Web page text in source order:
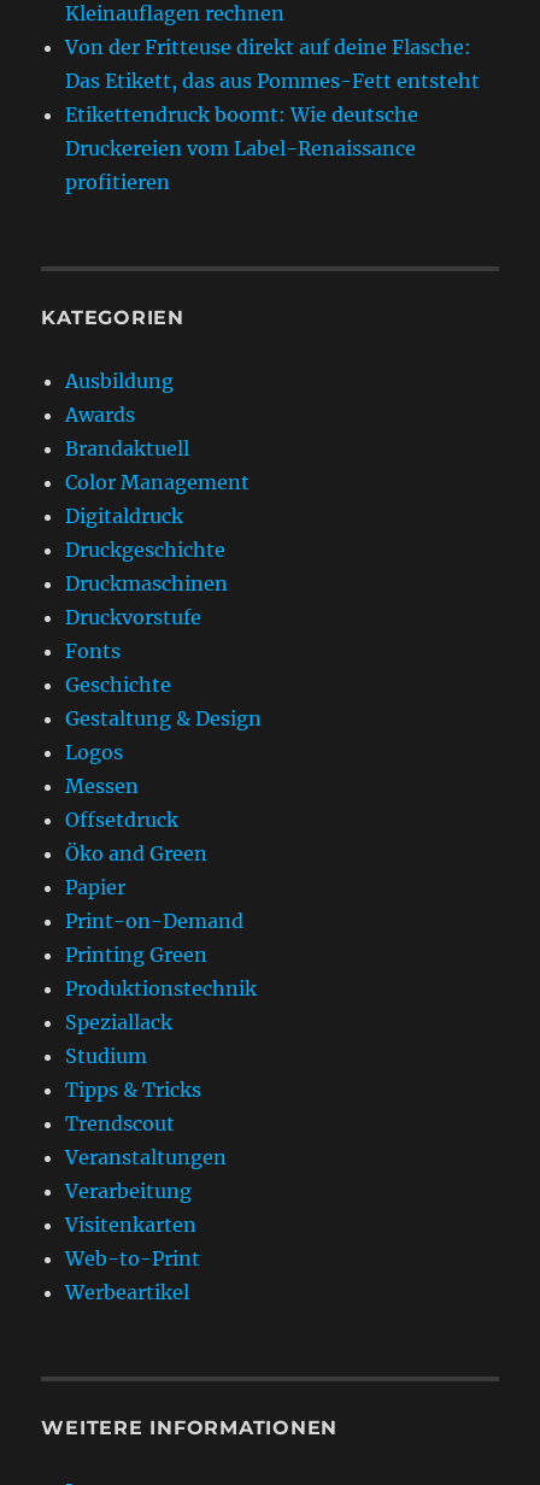
Kleinauflagen rechnen
Von der Fritteuse direkt auf deine Flasche:
Das Etikett, das aus Pommes-Fett entsteht
Etikettendruck boomt: Wie deutsche
Druckereien vom Label-Renaissance
profitieren
KATEGORIEN
Ausbildung
Awards
Brandaktuell
Color Management
Digitaldruck
Druckgeschichte
Druckmaschinen
Druckvorstufe
Fonts
Geschichte
Gestaltung & Design
Logos
Messen
Offsetdruck
Öko and Green
Papier
Print-on-Demand
Printing Green
Produktionstechnik
Speziallack
Studium
Tipps & Tricks
Trendscout
Veranstaltungen
Verarbeitung
Visitenkarten
Web-to-Print
Werbeartikel
WEITERE INFORMATIONEN